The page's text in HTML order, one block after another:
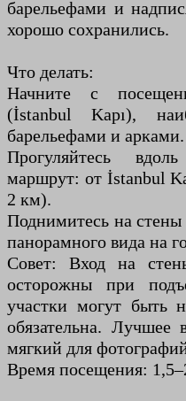
барельефами и
хорошо сохранились.
Что делать:
Начните с
(İstanbul Kapı),
барельефами и арками.
Прогуляйтесь
маршрут: от İstanbul
2 км).
Поднимитесь на
панорамного вида на
Совет: Вход на
осторожны при
участки могут быть
обязательна.
мягкий для
Время посещения: